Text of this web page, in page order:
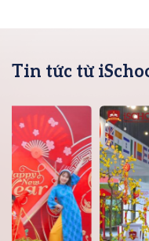
Tin tức từ